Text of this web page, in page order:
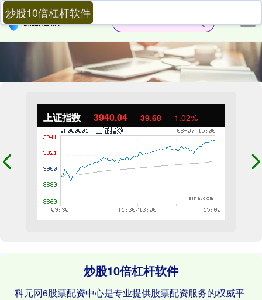
上证指数 3940.04 39.68 1.02%
炒股10倍杠杆软件
科元网6股票配资中心是专业提供股票配资服务的权威平
炒股10倍杠杆软件